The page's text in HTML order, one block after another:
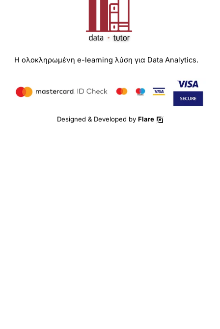
Η ολοκληρωμένη e-learning λύση για Data Analytics.
Designed & Developed by Flare